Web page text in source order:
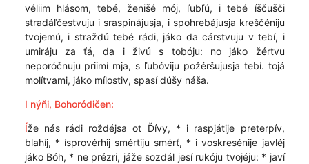
véliim hlásom, tebé, ženišé mój, ľubľú, i tebé íščušči
stradáľčestvuju i sraspinájusja, i spohrebájusja kreščéniju
tvojemú, i straždú tebé rádi, jáko da cárstvuju v tebí, i
umiráju za ťá, da i živú s tobóju: no jáko žértvu
neporóčnuju priimí mja, s ľubóviju požéršujusja tebí. tojá
molítvami, jáko mílostiv, spasí dúšy náša.
I nýňi, Bohoródičen:
Íže nás rádi roždéjsa ot Ďívy, * i raspjátije preterpív,
blahíj, * ísprovérhij smértiju smérť, * i voskresénije javléj
jáko Bóh, * ne prézri, jáže sozdál jesí rukóju tvojéju: * javí